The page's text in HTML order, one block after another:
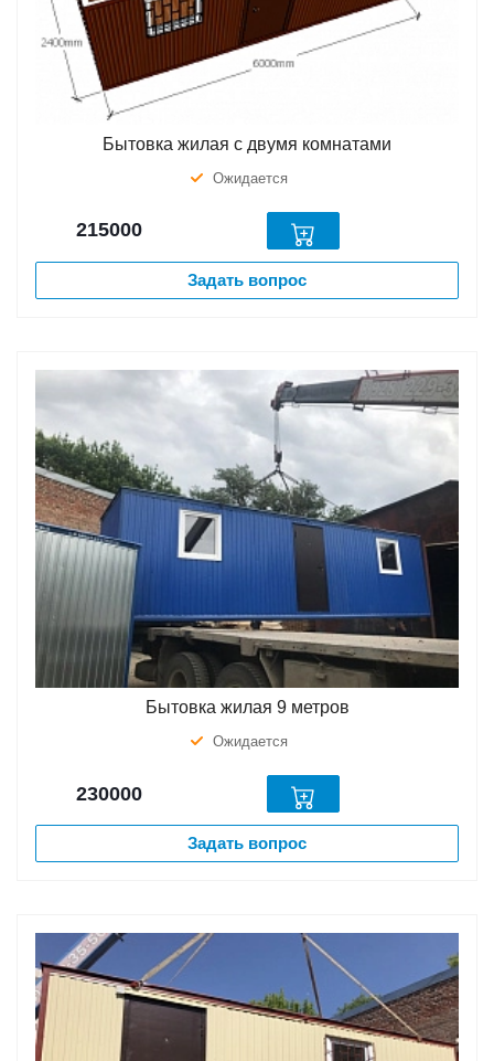
Бытовка жилая с двумя комнатами
Ожидается
215000
Задать вопрос
Бытовка жилая 9 метров
Ожидается
230000
Задать вопрос